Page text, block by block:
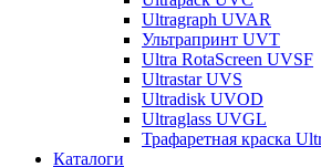
Ultragraph UVAR
Ультрапринт UVT
Ultra RotaScreen UVSF
Ultrastar UVS
Ultradisk UVOD
Ultraglass UVGL
Трафаретная краска
Каталоги